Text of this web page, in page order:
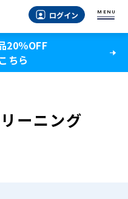
ログイン MENU
20％OFF
ちら
ーニング